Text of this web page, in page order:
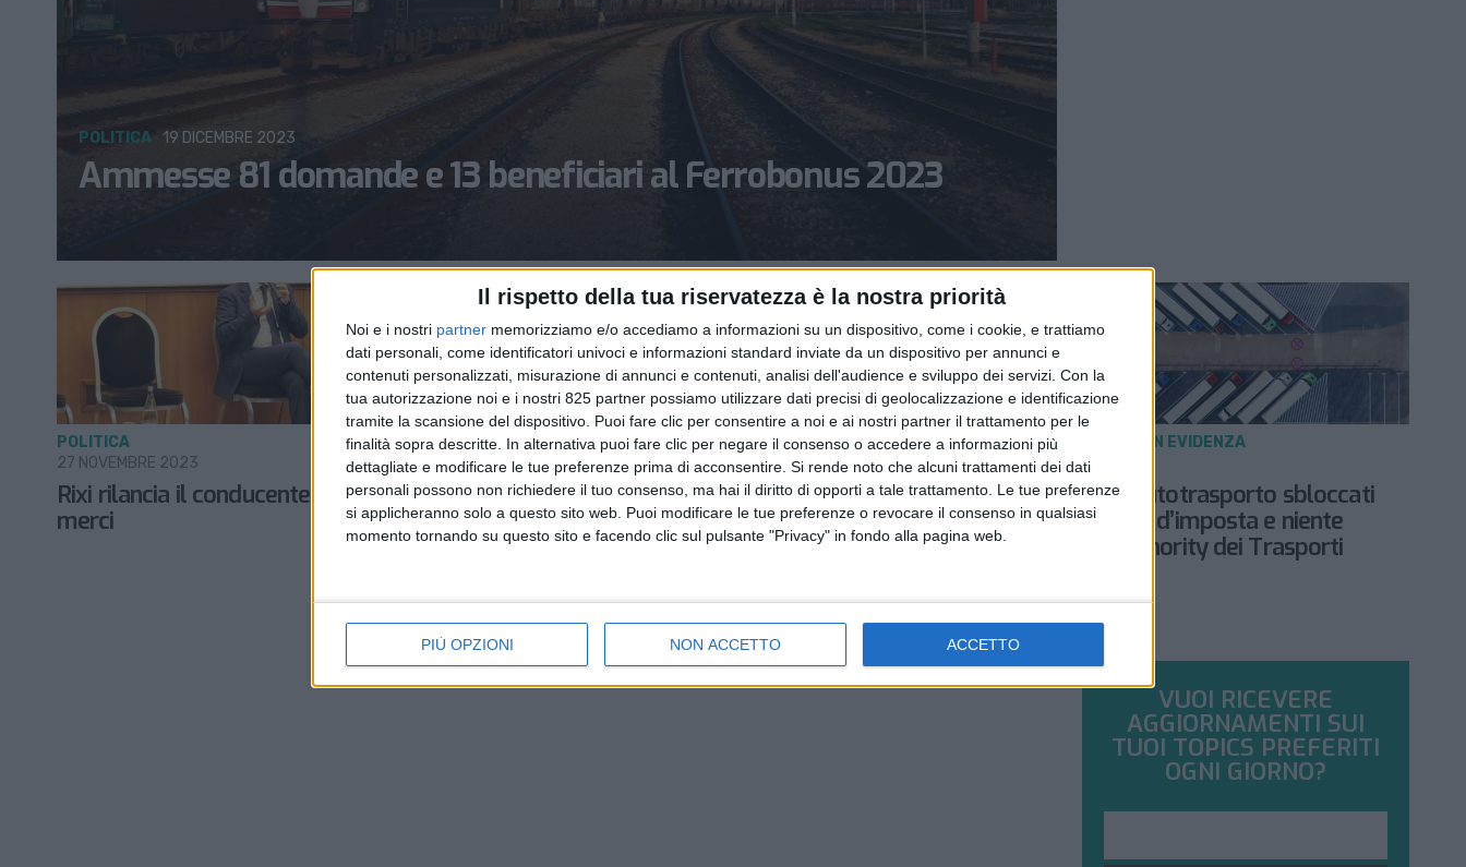
Il rispetto della tua riservatezza è la nostra priorità
Noi e i nostri partner memorizziamo e/o accediamo a informazioni su un dispositivo, come i cookie, e trattiamo
dati personali, come identificatori univoci e informazioni standard inviate da un dispositivo per annunci e
contenuti personalizzati, misurazione di annunci e contenuti, analisi dell'audience e sviluppo dei servizi. Con la
tua autorizzazione noi e i nostri 825 partner possiamo utilizzare dati precisi di geolocalizzazione e identificazione
tramite la scansione del dispositivo. Puoi fare clic per consentire a noi e ai nostri partner il trattamento per le
finalità sopra descritte. In alternativa puoi fare clic per negare il consenso o accedere a informazioni più
dettagliate e modificare le tue preferenze prima di acconsentire. Si rende noto che alcuni trattamenti dei dati
personali possono non richiedere il tuo consenso, ma hai il diritto di opporti a tale trattamento. Le tue preferenze
si applicheranno solo a questo sito web. Puoi modificare le tue preferenze o revocare il consenso in qualsiasi
momento tornando su questo sito e facendo clic sul pulsante "Privacy" in fondo alla pagina web.
PIÙ OPZIONI NON ACCETTO ACCETTO
Ammesse 81 domande e 13 beneficiari al Ferrobonus 2023
POLITICA 19 DICEMBRE 2023
Rixi rilancia il conducente unico sui treni
merci
POLITICA
27 NOVEMBRE 2023
Rixi annuncia l’intenzione del Governo di
rendere strutturale il Ferrobonus
POLITICA
21 LUGLIO 2023
DL lavoro: per l’autotrasporto sbloccati
300 Mln di crediti d’imposta e niente
contributo all’Authority dei Trasporti
NOTIZIE E INTERVISTE IN EVIDENZA
3 MAGGIO 2023
VUOI RICEVERE
AGGIORNAMENTI SUI
TUOI TOPICS PREFERITI
OGNI GIORNO?